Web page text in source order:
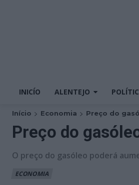
INICÍO ALENTEJO
Início Economia Preço do
Preço do
O preço do gasóleo poderá
ECONOMIA